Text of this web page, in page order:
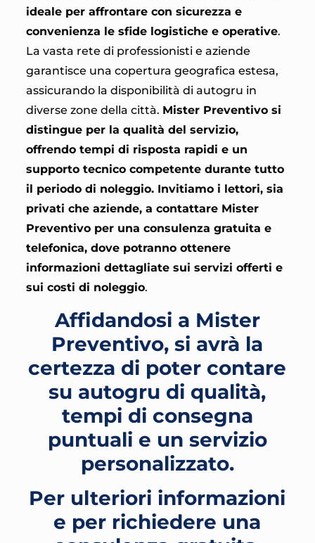
ideale per affrontare con sicurezza e
convenienza le sfide logistiche e operative.
La vasta rete di professionisti e aziende
garantisce una copertura geografica estesa,
assicurando la disponibilità di autogru in
diverse zone della città. Mister Preventivo si
distingue per la qualità del servizio,
offrendo tempi di risposta rapidi e un
supporto tecnico competente durante tutto
il periodo di noleggio. Invitiamo i lettori, sia
privati che aziende, a contattare Mister
Preventivo per una consulenza gratuita e
telefonica, dove potranno ottenere
informazioni dettagliate sui servizi offerti e
sui costi di noleggio.
Affidandosi a Mister
Preventivo, si avrà la
certezza di poter contare
su autogru di qualità,
tempi di consegna
puntuali e un servizio
personalizzato.
Per ulteriori informazioni
e per richiedere una